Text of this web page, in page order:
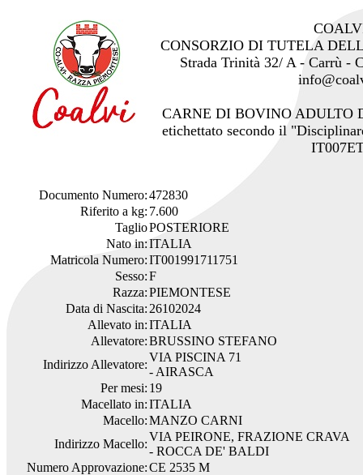
CONSORZIO DI TUTELA
Strada Trinità 32/ A - Carrù -
CARNE DI BOVINO ADULTO
etichettato secondo il
Documento Numero:472830
Riferito a kg: 7.600
TaglioPOSTERIORE
Nato in:ITALIA
Matricola Numero:IT001991711751
Sesso:F
Razza:PIEMONTESE
Data di Nascita: 26102024
Allevato in:ITALIA
Allevatore:BRUSSINO STEFANO
Indirizzo Allevatore:
VIA PISCINA 71
- AIRASCA
Per mesi: 19
Macellato in:ITALIA
Macello:MANZO CARNI
Indirizzo Macello:
VIA PEIRONE, FRAZIONE CRAVA
- ROCCA DE' BALDI
Numero Approvazione:CE 2535 M